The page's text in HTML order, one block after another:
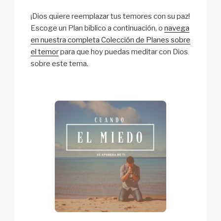
¡Dios quiere reemplazar tus temores con su paz!
Escoge un Plan bíblico a continuación, o navega
en nuestra completa Colección de Planes sobre
el temorpara que hoy puedas meditar con Dios
sobre este tema.